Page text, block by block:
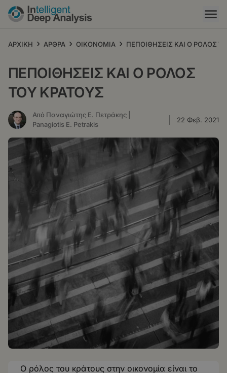
Παράκαμψη
προς
κυρίως
ΑΡΧΙΚΗ › ΑΡΘΡΑ › ΟΙΚΟΝΟΜΙΑ › ΠΕΠΟΙΘΗΣΕΙΣ ΚΑΙ Ο ΡΟΛΟΣ
ΠΕΠΟΙΘΗΣΕΙΣ ΚΑΙ Ο ΡΟΛΟΣ
ΤΟΥ ΚΡΑΤΟΥΣ
Από Παναγιώτης Ε. Πετράκης |
Panagiotis E. Petrakis
22 Φεβ. 2021
Ο ρόλος του κράτους στην οικονομία είναι το